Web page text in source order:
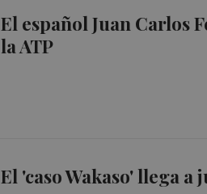
El español Juan Carlos
la ATP
El 'caso Wakaso' llega a